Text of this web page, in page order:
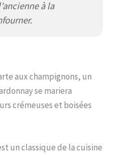
à la
aux champignons, un
se mariera
crémeuses et boisées
un classique de la cuisine